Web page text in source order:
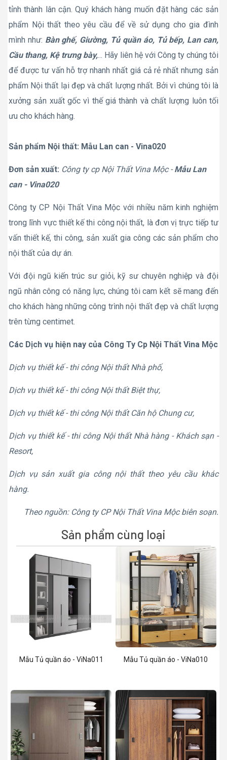
tỉnh thành lân cận. Quý khách hàng muốn đặt hàng các sản
phẩm Nội thất theo yêu cầu để về sử dụng cho gia đình
mình như: Bàn ghế, Giường, Tủ quần áo, Tủ bếp, Lan can,
Cầu thang, Kệ trưng bày,... Hãy liên hệ với Công ty chúng tôi
để được tư vấn hỗ trợ nhanh nhất giá cả rẻ nhất nhưng sản
phẩm Nội thất lại đẹp và chất lượng nhất. Bởi vì chúng tôi là
xưởng sản xuất gốc vì thế giá thành và chất lượng luôn tối
ưu cho khách hàng.
Sản phẩm Nội thất: Mẫu Lan can - Vina020
Đơn sản xuất: Công ty cp Nội Thất Vina Mộc -Mẫu Lan
can - Vina020
Công ty CP Nội Thất Vina Mộc với nhiều năm kinh nghiệm
trong lĩnh vực thiết kế thi công nội thất, là đơn vị trực tiếp tư
vấn thiết kế, thi công, sản xuất gia công các sản phẩm cho
nội thất của dự án.
Với đội ngũ kiến trúc sư giỏi, kỹ sư chuyên nghiệp và đội
ngũ nhân công có năng lực, chúng tôi cam kết sẽ mang đến
cho khách hàng những công trình nội thất đẹp và chất lượng
trên từng centimet.
Các Dịch vụ hiện nay của Công Ty Cp Nội Thất Vina Mộc
Dịch vụ thiết kế - thi công Nội thất Nhà phố,
Dịch vụ thiết kế - thi công Nội thất Biệt thự,
Dịch vụ thiết kế - thi công Nội thất Căn hộ Chung cư,
Dịch vụ thiết kế - thi công Nội thất Nhà hàng - Khách sạn -
Resort,
Dịch vụ sản xuất gia công nội thất theo yêu cầu khác
hàng.
Theo nguồn: Công ty CP Nội Thất Vina Mộc biên soạn.
Sản phẩm cùng loại
Mẫu Tủ quần áo - ViNa011 Mẫu Tủ quần áo - ViNa010